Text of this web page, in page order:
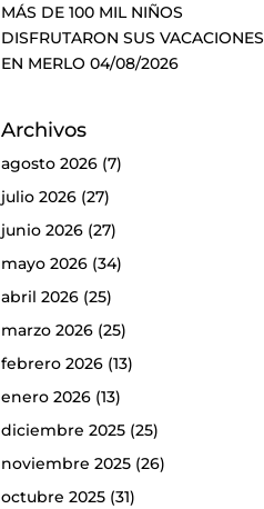
MÁS DE 100 MIL NIÑOS
DISFRUTARON SUS VACACIONES
EN MERLO 04/08/2026
Archivos
agosto 2026(7)
julio 2026(27)
junio 2026(27)
mayo 2026(34)
abril 2026(25)
marzo 2026(25)
febrero 2026(13)
enero 2026(13)
diciembre 2025(25)
noviembre 2025(26)
octubre 2025(31)